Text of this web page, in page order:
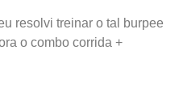
resolvi treinar o tal burpee
o combo corrida +